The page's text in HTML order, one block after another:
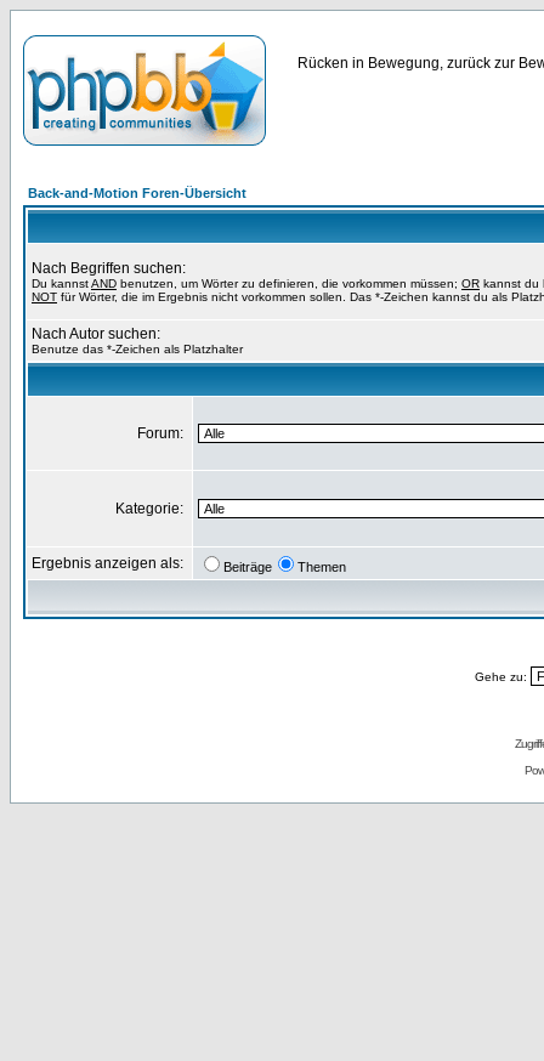
Rücken in Bewegung, zurück zur
Back-and-Motion Foren-Übersicht
Nach Begriffen suchen:
Du kannstAND benutzen, um Wörter zu definieren, die vorkommen müssen; OR kannst du
NOT für Wörter, die im Ergebnis nicht vorkommen sollen. Das *-Zeichen kannst du als
Nach Autor suchen:
Benutze das *-Zeichen als Platzhalter
Forum:
Kategorie:
Ergebnis anzeigen als: Beiträge Themen
Gehe zu: